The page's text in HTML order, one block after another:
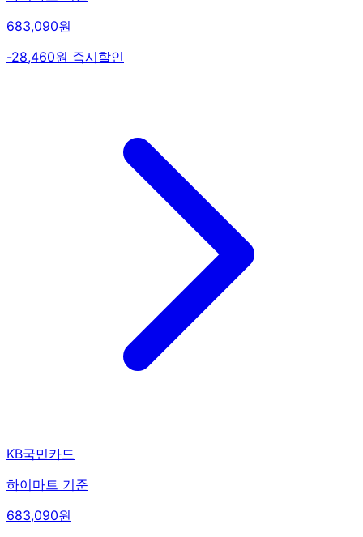
683,090원
-28,460원 즉시할인
KB국민카드
하이마트 기준
683,090원